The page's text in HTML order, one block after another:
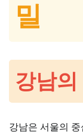
밀
강남
강남은 서울의